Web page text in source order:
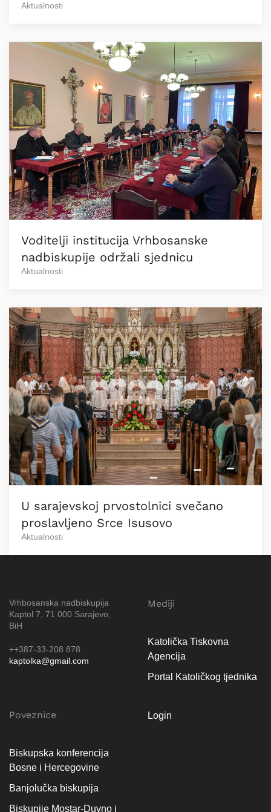
Aktualnosti
Voditelji institucija Vrhbosanske
nadbiskupije održali sjednicu
Aktualnosti
U sarajevskoj prvostolnici svečano
proslavljeno Srce Isusovo
Aktualnosti
Vrhbosanska nadbiskupija
Kaptol 7, 71 000 Sarajevo,
BiH
++387-33-208 878
kaptolka@gmail.com
Mediji
Katolička Tiskovna
Agencija
Portal Katoličkog tjednika
Poveznice
Biskupska konferencija
Bosne i Hercegovine
Banjolučka biskupija
Biskupije Mostar-Duvno i
Login